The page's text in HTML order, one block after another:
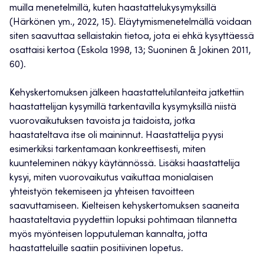
muilla menetelmillä, kuten haastattelukysymyksillä
(Härkönen ym., 2022, 15). Eläytymismenetelmällä voidaan
siten saavuttaa sellaistakin tietoa, jota ei ehkä kysyttäessä
osattaisi kertoa (Eskola 1998, 13; Suoninen & Jokinen 2011,
60).
Kehyskertomuksen jälkeen haastattelutilanteita jatkettiin
haastattelijan kysymillä tarkentavilla kysymyksillä niistä
vuorovaikutuksen tavoista ja taidoista, jotka
haastateltava itse oli maininnut. Haastattelija pyysi
esimerkiksi tarkentamaan konkreettisesti, miten
kuunteleminen näkyy käytännössä. Lisäksi haastattelija
kysyi, miten vuorovaikutus vaikuttaa monialaisen
yhteistyön tekemiseen ja yhteisen tavoitteen
saavuttamiseen. Kielteisen kehyskertomuksen saaneita
haastateltavia pyydettiin lopuksi pohtimaan tilannetta
myös myönteisen lopputuleman kannalta, jotta
haastatteluille saatiin positiivinen lopetus.